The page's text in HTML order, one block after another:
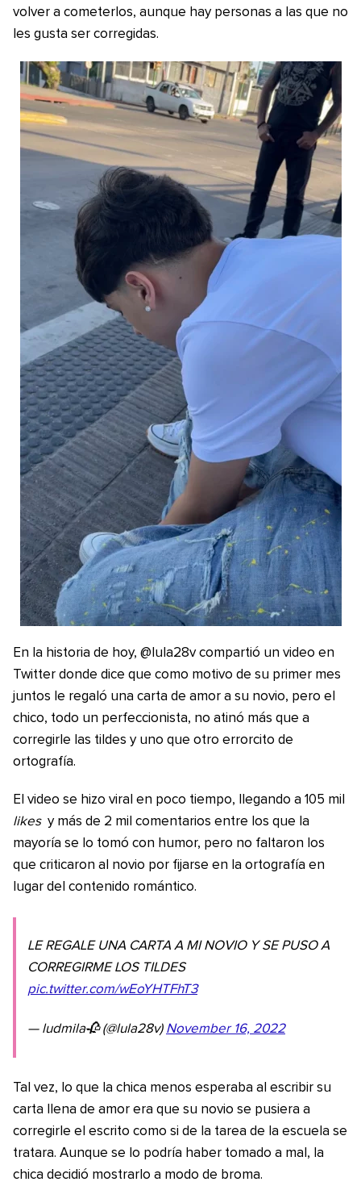
volver a cometerlos, aunque hay personas a las que no
les gusta ser corregidas.
En la historia de hoy, @lula28v compartió un video en
Twitter donde dice que como motivo de su primer mes
juntos le regaló una carta de amor a su novio, pero el
chico, todo un perfeccionista, no atinó más que a
corregirle las tildes y uno que otro errorcito de
ortografía.
El video se hizo viral en poco tiempo, llegando a 105 mil
likes y más de 2 mil comentarios entre los que la
mayoría se lo tomó con humor, pero no faltaron los
que criticaron al novio por fijarse en la ortografía en
lugar del contenido romántico.
LE REGALE UNA CARTA A MI NOVIO Y SE PUSO A
CORREGIRME LOS TILDES
pic.twitter.com/wEoYHTFhT3
— ludmila🥀 (@lula28v) November 16, 2022
Tal vez, lo que la chica menos esperaba al escribir su
carta llena de amor era que su novio se pusiera a
corregirle el escrito como si de la tarea de la escuela se
tratara. Aunque se lo podría haber tomado a mal, la
chica decidió mostrarlo a modo de broma.